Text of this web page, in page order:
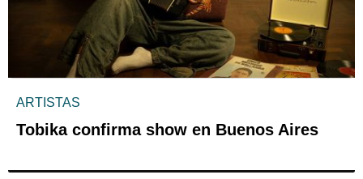
ARTISTAS
Tobika confirma show en Buenos Aires